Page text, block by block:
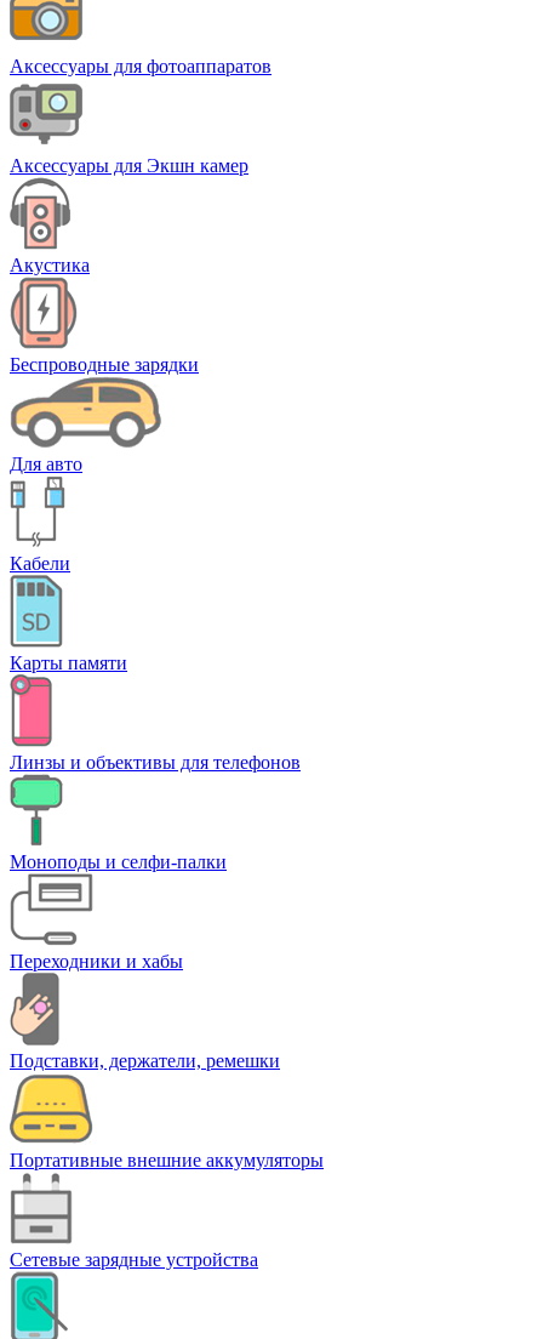
Аксессуары для фотоаппаратов
Аксессуары для Экшн камер
Акустика
Беспроводные зарядки
Для авто
Кабели
Карты памяти
Линзы и объективы для телефонов
Моноподы и селфи-палки
Переходники и хабы
Подставки, держатели, ремешки
Портативные внешние аккумуляторы
Сетевые зарядные устройства